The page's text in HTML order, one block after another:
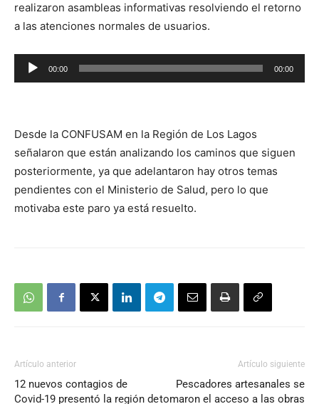
realizaron asambleas informativas resolviendo el retorno
a las atenciones normales de usuarios.
Reproductor
de
00:00 00:00
Desde la CONFUSAM en la Región de Los Lagos
señalaron que están analizando los caminos que siguen
posteriormente, ya que adelantaron hay otros temas
pendientes con el Ministerio de Salud, pero lo que
motivaba este paro ya está resuelto.
Artículo anterior
12 nuevos contagios de
Covid-19 presentó la región de
Artículo siguiente
Pescadores artesanales se
tomaron el acceso a las obras